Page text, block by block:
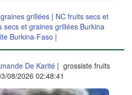
grillées | NC fruits secs et
secs et graines grillées Burkina
Burkina-Faso |
De Karité| grossiste fruits
08/2026 02:48:41